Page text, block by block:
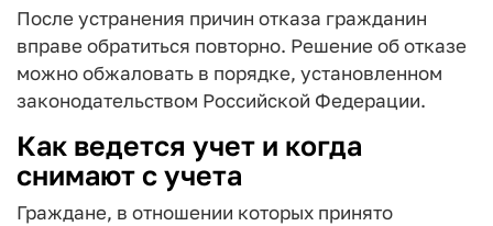
После устранения причин отказа гражданин
вправе обратиться повторно. Решение об отказе
можно обжаловать в порядке, установленном
законодательством Российской Федерации.
Как ведется учет и когда
снимают с учета
Граждане, в отношении которых принято